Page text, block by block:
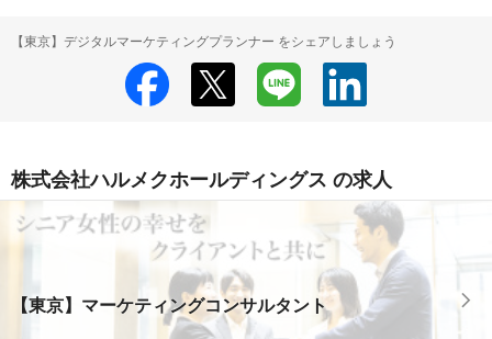
【東京】デジタルマーケティングプランナー をシェアしましょう
株式会社ハルメクホールディングス の求人
【東京】マーケティングコンサルタント